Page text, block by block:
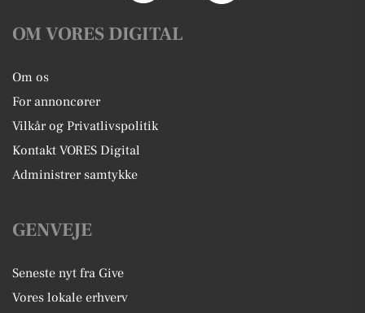
OM VORES DIGITAL
Om os
For annoncører
Vilkår og Privatlivspolitik
Kontakt VORES Digital
Administrer samtykke
GENVEJE
Seneste nyt fra Give
Vores lokale erhverv